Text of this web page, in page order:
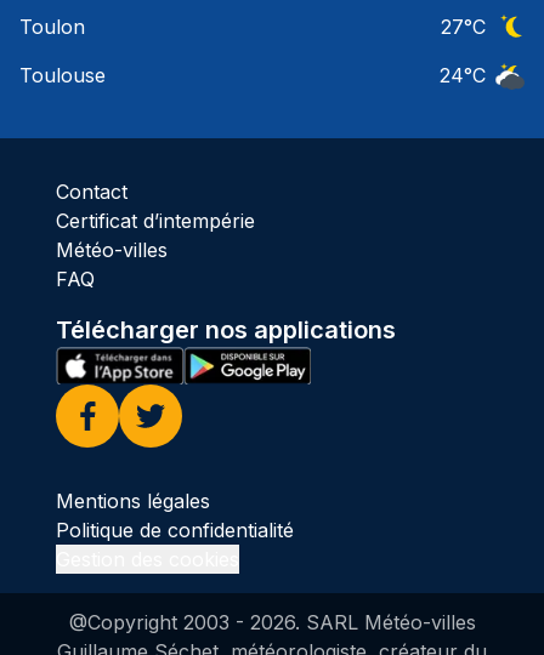
Toulon
27°C
Toulouse
24°C
Contact
Certificat d’intempérie
Météo-villes
FAQ
Télécharger nos applications
Facebook
Twitter
Mentions légales
Politique de confidentialité
@Copyright 2003 - 2026. SARL Météo-villes